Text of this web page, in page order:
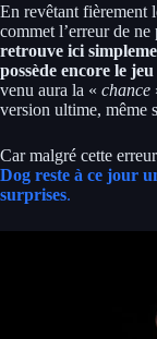
En revêtant fièrement
commet l’erreur de ne
retrouve ici
possède encore le
venu aura la « chance
version ultime, même
Car malgré cette
Dog reste à ce jour
surprises.